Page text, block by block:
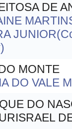
DE
MONTE
DO VALE
DO